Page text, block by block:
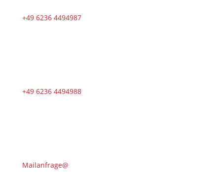
+49 6236 4494987
+49 6236 4494988
Mailanfrage@